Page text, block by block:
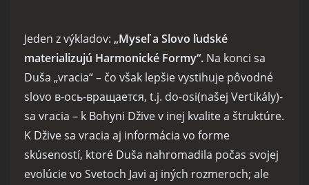
Jeden z výkladov: „Myseľ a Slovo ľudské
materializujú Harmonické Formy“. Na konci sa
Duša „vracia“ – čo však lepšie vystihuje pôvodné
slovo в-ось-вращается, t.j. do-osi(našej Vertikály)-
sa vracia – k Bohyni Džive v inej kvalite a štruktúre.
K Džive sa vracia aj informácia vo forme
skúseností, ktoré Duša nahromadila počas svojej
evolúcie vo Svetoch Javi aj iných rozmeroch; ale